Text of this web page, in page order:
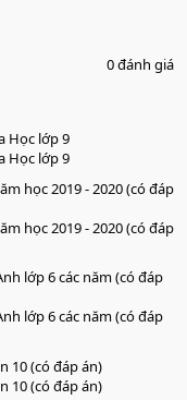
0 đánh giá
Học lớp 9
Học lớp 9
học 2019 - 2020 (có đáp
học 2019 - 2020 (có đáp
lớp 6 các năm (có đáp
lớp 6 các năm (có đáp
10 (có đáp án)
10 (có đáp án)